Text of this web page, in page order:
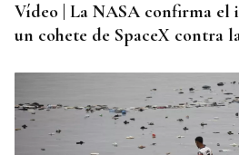
Vídeo | La NASA confirma el
un cohete de SpaceX contra